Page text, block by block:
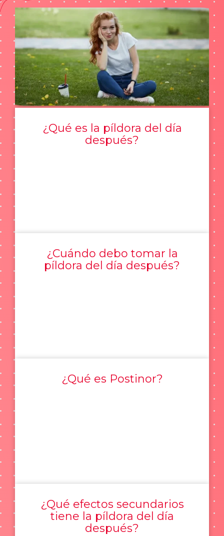
¿Qué es la píldora del día
después?
¿Cuándo debo tomar la
píldora del día después?
¿Qué es Postinor?
¿Qué efectos secundarios
tiene la píldora del día
después?